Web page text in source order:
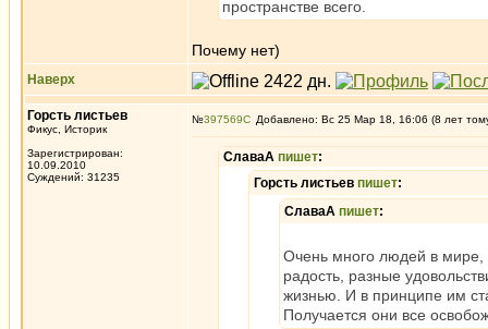
пространстве всего.
Почему нет)
Наверх
Горсть листьев
Фикус, Историк
Зарегистрирован:
10.09.2010
Суждений: 31235
№397569 Добавлено: Вс 25 Мар 18, 16:06 (8 лет
СлаваА пишет:
Горсть листьев пишет:
СлаваА пишет:
Очень много людей в мире,
радость, разные
жизнью. И в принципе им
Получается они все